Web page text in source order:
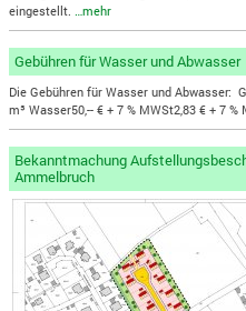
eingestellt.…mehr
Gebühren für Wasser und Abwasser
Die Gebühren für Wasser und Abwasser:
m³ Wasser50,-- € + 7 % MWSt2,83 € + 7
Bekanntmachung
Ammelbruch